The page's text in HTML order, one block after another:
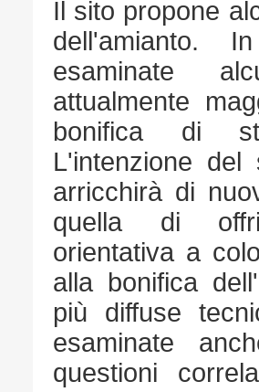
Il sito propone
dell'amianto.
esaminate
attualmente
bonifica di
L'intenzione
arricchirà di
quella di
orientativa a
alla bonifica
più diffuse
esaminate
questioni